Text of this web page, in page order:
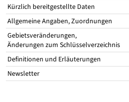
Kürzlich bereitgestellte Daten
Allgemeine Angaben, Zuordnungen
Gebietsveränderungen,
Änderungen zum Schlüsselverzeichnis
Definitionen und Erläuterungen
Newsletter